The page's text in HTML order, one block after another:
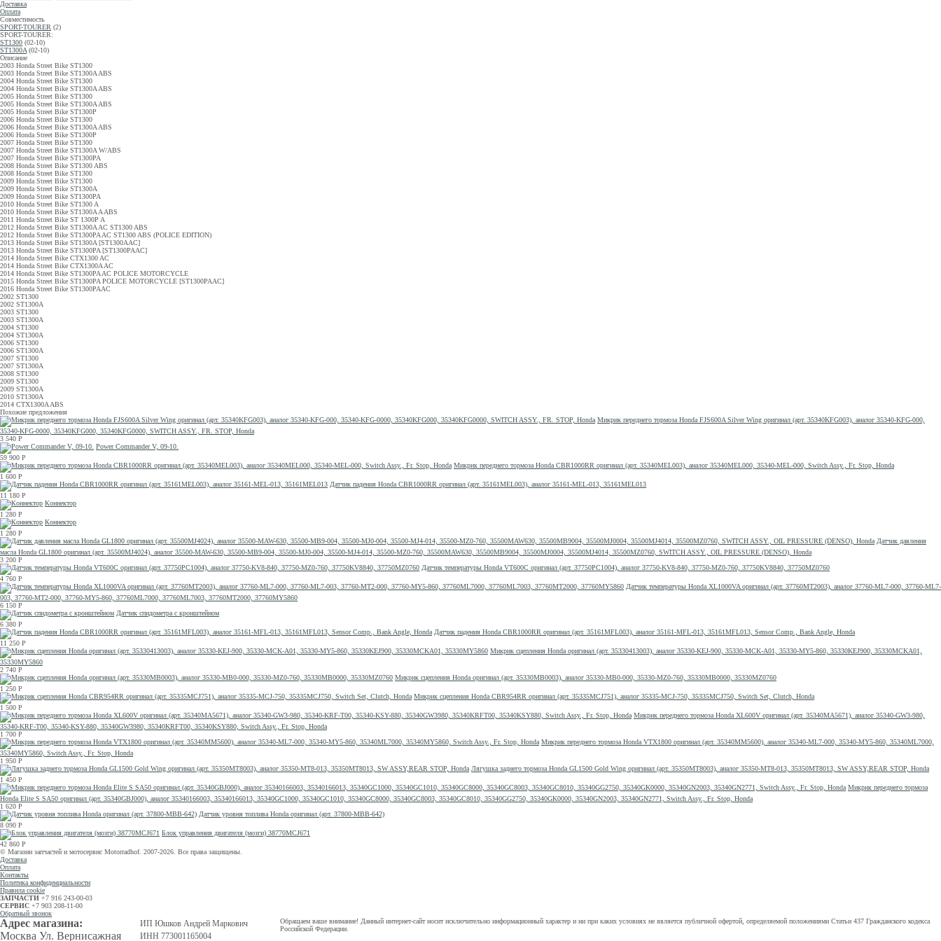
Доставка
Оплата
Совместимость
SPORT-TOURER (2)
SPORT-TOURER:
ST1300 (02-10)
ST1300A (02-10)
Описание
2003 Honda Street Bike ST1300
2003 Honda Street Bike ST1300A ABS
2004 Honda Street Bike ST1300
2004 Honda Street Bike ST1300A ABS
2005 Honda Street Bike ST1300
2005 Honda Street Bike ST1300A ABS
2005 Honda Street Bike ST1300P
2006 Honda Street Bike ST1300
2006 Honda Street Bike ST1300A ABS
2006 Honda Street Bike ST1300P
2007 Honda Street Bike ST1300
2007 Honda Street Bike ST1300A W/ABS
2007 Honda Street Bike ST1300PA
2008 Honda Street Bike ST1300 ABS
2008 Honda Street Bike ST1300
2009 Honda Street Bike ST1300
2009 Honda Street Bike ST1300A
2009 Honda Street Bike ST1300PA
2010 Honda Street Bike ST1300 A
2010 Honda Street Bike ST1300A A ABS
2011 Honda Street Bike ST 1300P A
2012 Honda Street Bike ST1300A AC ST1300 ABS
2012 Honda Street Bike ST1300PA AC ST1300 ABS (POLICE EDITION)
2013 Honda Street Bike ST1300A [ST1300AAC]
2013 Honda Street Bike ST1300PA [ST1300PAAC]
2014 Honda Street Bike CTX1300 AC
2014 Honda Street Bike CTX1300A AC
2014 Honda Street Bike ST1300PA AC POLICE MOTORCYCLE
2015 Honda Street Bike ST1300PA POLICE MOTORCYCLE [ST1300PAAC]
2016 Honda Street Bike ST1300PAAC
2002 ST1300
2002 ST1300A
2003 ST1300
2003 ST1300A
2004 ST1300
2004 ST1300A
2006 ST1300
2006 ST1300A
2007 ST1300
2007 ST1300A
2008 ST1300
2009 ST1300
2009 ST1300A
2010 ST1300A
2014 CTX1300A ABS
Похожие предложения
Микрик переднего тормоза Honda FJS600A Silver Wing оригинал (арт. 35340KFG003), аналог 35340-KFG-000,
35340-KFG-0000, 35340KFG000, 35340KFG0000, SWITCH ASSY., FR. STOP, Honda
3 540 Р
Power Commander V, 09-10.
59 900 Р
Микрик переднего тормоза Honda CBR1000RR оригинал (арт. 35340MEL003), аналог 35340MEL000, 35340-MEL-000, Switch Assy., Fr. Stop, Honda
1 600 Р
Датчик падения Honda CBR1000RR оригинал (арт. 35161MEL003), аналог 35161-MEL-013, 35161MEL013
11 180 Р
Коннектор
1 280 Р
Коннектор
1 280 Р
Датчик давления
масла Honda GL1800 оригинал (арт. 35500MJ4024), аналог 35500-MAW-630, 35500-MB9-004, 35500-MJ0-004, 35500-MJ4-014, 35500-MZ0-760, 35500MAW630, 35500MB9004, 35500MJ0004, 35500MJ4014, 35500MZ0760, SWITCH ASSY., OIL PRESSURE (DENSO), Honda
3 200 Р
Датчик температуры Honda VT600C оригинал (арт. 37750PC1004), аналог 37750-KV8-840, 37750-MZ0-760, 37750KV8840, 37750MZ0760
4 760 Р
Датчик температуры Honda XL1000VA оригинал (арт. 37760MT2003), аналог 37760-ML7-000, 37760-ML7-
003, 37760-MT2-000, 37760-MY5-860, 37760ML7000, 37760ML7003, 37760MT2000, 37760MY5860
6 150 Р
Датчик спидометра с кронштейном
6 380 Р
Датчик падения Honda CBR1000RR оригинал (арт. 35161MFL003), аналог 35161-MFL-013, 35161MFL013, Sensor Comp., Bank Angle, Honda
11 250 Р
Микрик сцепления Honda оригинал (арт. 35330413003), аналог 35330-KEJ-900, 35330-MCK-A01, 35330-MY5-860, 35330KEJ900, 35330MCKA01,
35330MY5860
2 740 Р
Микрик сцепления Honda оригинал (арт. 35330MB0003), аналог 35330-MB0-000, 35330-MZ0-760, 35330MB0000, 35330MZ0760
1 250 Р
Микрик сцепления Honda CBR954RR оригинал (арт. 35335MCJ751), аналог 35335-MCJ-750, 35335MCJ750, Switch Set, Clutch, Honda
1 500 Р
Микрик переднего тормоза Honda XL600V оригинал (арт. 35340MA5671), аналог 35340-GW3-980,
35340-KRF-T00, 35340-KSY-880, 35340GW3980, 35340KRFT00, 35340KSY880, Switch Assy., Fr. Stop, Honda
1 700 Р
Микрик переднего тормоза Honda VTX1800 оригинал (арт. 35340MM5600), аналог 35340-ML7-000, 35340-MY5-860, 35340ML7000,
35340MY5860, Switch Assy., Fr. Stop, Honda
1 950 Р
Лягушка заднего тормоза Honda GL1500 Gold Wing оригинал (арт. 35350MT8003), аналог 35350-MT8-013, 35350MT8013, SW ASSY,REAR STOP, Honda
1 450 Р
Микрик переднего тормоза
Honda Elite S SA50 оригинал (арт. 35340GBJ000), аналог 35340166003, 35340166013, 35340GC1000, 35340GC1010, 35340GC8000, 35340GC8003, 35340GC8010, 35340GG2750, 35340GK0000, 35340GN2003, 35340GN2771, Switch Assy., Fr. Stop, Honda
1 620 Р
Датчик уровня топлива Honda оригинал (арт. 37800-MBB-642)
8 090 Р
Блок управления двигателя (мозги) 38770MCJ671
42 860 Р
© Магазин запчастей и мотосервис Motorradhof. 2007-2026. Все права защищены.
Доставка
Оплата
Контакты
Политика конфиденциальности
Правила cookie
ЗАПЧАСТИ +7 916 243-00-03
СЕРВИС +7 903 208-11-00
Обратный звонок
Адрес магазина:
Москва Ул. Вернисажная
ИП Юшков Андрей Маркович
ИНН 773001165004
Обращаем ваше внимание! Данный интернет-сайт носит исключительно информационный характер и ни при каких условиях не является публичной офертой, определяемой положениями Статьи 437 Гражданского кодекса
Российской Федерации.